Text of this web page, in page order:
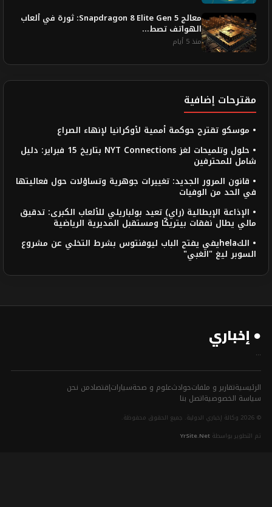
معالج Snapdragon 8 Elite Gen 5: ثورة في ألعاب
الهواتف تصط...
منذ 5 أيام
مقترحات إضافية
• موسكو تقترح حوكمة أممية لأوكرانيا لإنهاء الصراع
• حلول وتلميحات لغز NYT Connections بتاريخ 15 فبراير: دليل
شامل للمحترفين
• قانون المرور الجديد: تغييرات جوهرية وتساؤلات حول فعاليتها
في الحد من الوفيات
• الإذاعة الإيطالية (راي) تعيد بولباريلي للألعاب الكبرى: تدقيق
مالي يطال نفقات بيتريكّا ومستقبل المديرية الرياضية
• الكhelaيفي يفتح الباب ليوفنتوس بشرط التخلي عن مشروع
السوبر ليغ "الغبي"
● إخباري
...
الرئيسيةتقارير و ملفاتحوادثعلوم و صحةسياراتإقتصادمن نحن
سياسة الخصوصيةاتصل بنا
© 2026 وكالة إخباري الدولية. جميع الحقوق محفوظة.
تم التطوير بواسطة YrSite.Net